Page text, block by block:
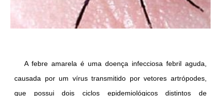
A febre amarela é uma doença infecciosa febril aguda,
causada por um vírus transmitido por vetores artrópodes,
que possui dois ciclos epidemiológicos distintos de